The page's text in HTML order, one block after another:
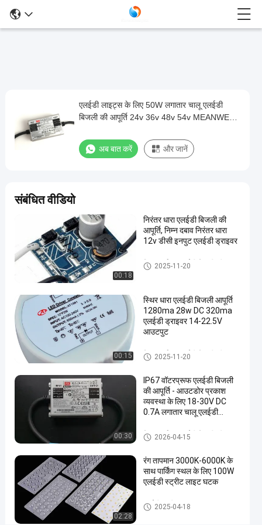
लाइट्स
के
लगातार
चालू
बिजली
की
आपूर्ति
36v
48v
54v
MEANWELL
एलईडी
आपूर्ति
2026-
01-21
1823
विचार
अब बात करें
साझा करना
पनरोक
एलईडी
ड्राइवर
#
एलईडी
लाइट
एलईडी लाइट्स के लिए 50W लगातार चालू एलईडी
बिजली की आपूर्ति 24v 36v 48v 54v MEANWELL
अब बात करें और जानें
संबंधित वीडियो
00:18
निरंतर धारा एलईडी बिजली की
आपूर्ति, निम्न दबाव निरंतर धारा
12v डीसी इनपुट एलईडी ड्राइवर
निरंतर वर्तमान एलईडी बिजली की आ
पूर्ति
2025-11-20
00:15
स्थिर धारा एलईडी बिजली आपूर्ति
1280ma 28w DC 320ma
एलईडी ड्राइवर 14-22.5V
आउटपुट
निरंतर वर्तमान एलईडी बिजली की आ
पूर्ति
2025-11-20
00:30
IP67 वॉटरप्रूफ एलईडी बिजली
की आपूर्ति - आउटडोर प्रकाश
व्यवस्था के लिए 18‑30V DC
0.7A लगातार चालू एलईडी
निरंतर वर्तमान एलईडी बिजली की आ
पूर्ति
2026-04-15
02:28
रंग तापमान 3000K-6000K के
साथ पार्किंग स्थल के लिए 100W
एलईडी स्ट्रीट लाइट घटक
एलईडी स्ट्रीट लाइट घटक
2025-04-18